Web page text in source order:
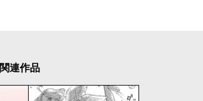
連作品